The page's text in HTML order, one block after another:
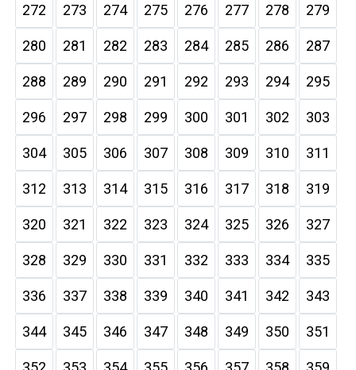
272 273 274 275 276 277 278 279
280 281 282 283 284 285 286 287
288 289 290 291 292 293 294 295
296 297 298 299 300 301 302 303
304 305 306 307 308 309 310 311
312 313 314 315 316 317 318 319
320 321 322 323 324 325 326 327
328 329 330 331 332 333 334 335
336 337 338 339 340 341 342 343
344 345 346 347 348 349 350 351